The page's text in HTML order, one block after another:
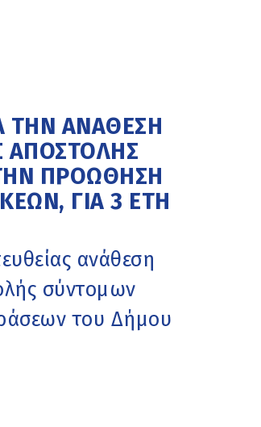
ΤΗΝ ΑΝΑΘΕΣΗ
ΑΠΟΣΤΟΛΗΣ
ΠΡΟΩΘΗΣΗ
ΓΙΑ 3 ΕΤΗ
ανάθεση
σύντομων
του Δήμου